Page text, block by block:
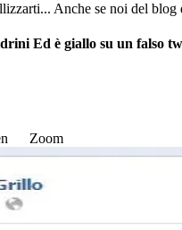
Anche se noi del
Ed è giallo su un falso
Zoom